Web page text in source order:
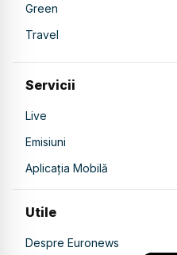
Green
Travel
Servicii
Live
Emisiuni
Aplicația Mobilă
Utile
Despre Euronews